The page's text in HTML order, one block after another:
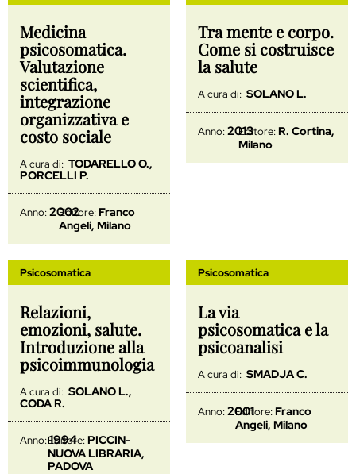
Medicina
psicosomatica.
Valutazione
scientifica,
integrazione
organizzativa e
costo sociale
A cura di: TODARELLO O.,
PORCELLI P.
Anno:2002
Editore:Franco
Angeli, Milano
Tra mente e corpo.
Come si costruisce
la salute
A cura di: SOLANO L.
Anno:2013
Editore:R. Cortina,
Milano
Psicosomatica
Relazioni,
emozioni, salute.
Introduzione alla
psicoimmunologia
A cura di: SOLANO L.,
CODA R.
Anno:1994
Editore:PICCIN-
NUOVA LIBRARIA,
PADOVA
Psicosomatica
La via
psicosomatica e la
psicoanalisi
A cura di: SMADJA C.
Anno:2001
Editore:Franco
Angeli, Milano